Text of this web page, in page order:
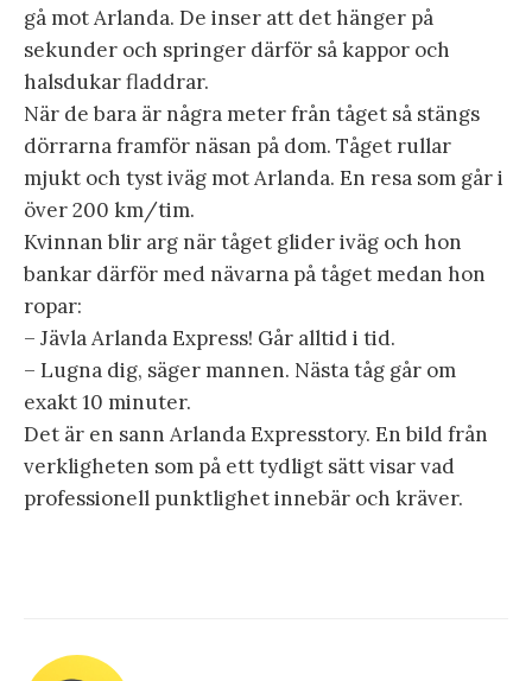
gå mot Arlanda. De inser att det hänger på
sekunder och springer därför så kappor och
halsdukar fladdrar.
När de bara är några meter från tåget så stängs
dörrarna framför näsan på dom. Tåget rullar
mjukt och tyst iväg mot Arlanda. En resa som går i
över 200 km/tim.
Kvinnan blir arg när tåget glider iväg och hon
bankar därför med nävarna på tåget medan hon
ropar:
– Jävla Arlanda Express! Går alltid i tid.
– Lugna dig, säger mannen. Nästa tåg går om
exakt 10 minuter.
Det är en sann Arlanda Expresstory. En bild från
verkligheten som på ett tydligt sätt visar vad
professionell punktlighet innebär och kräver.